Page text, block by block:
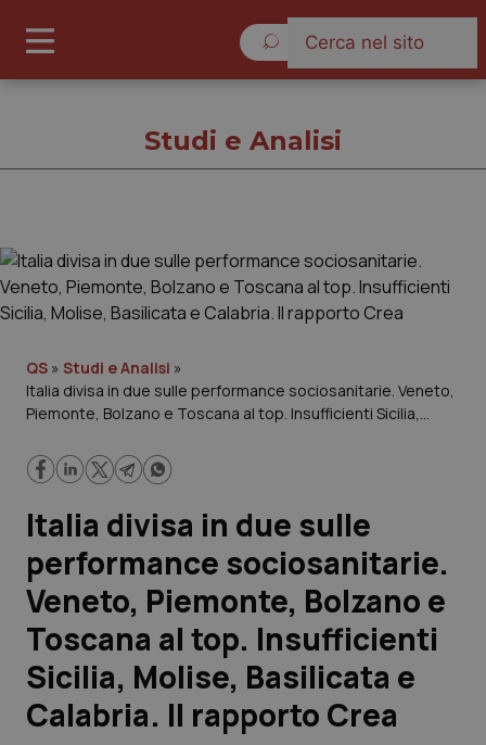
Cronache
Governo e Parlamento
Regioni e Asl
Lavoro e Professioni
Scienza e Farmaci
Studi e Analisi
Lettere al direttore
Edizioni Regionali
Studi e Analisi
QS » Studi e Analisi »
Italia divisa in due sulle performance sociosanitarie. Veneto,
Piemonte, Bolzano e Toscana al top. Insufficienti Sicilia,
Italia divisa in due sulle
performance sociosanitarie.
Veneto, Piemonte, Bolzano e
Toscana al top. Insufficienti
Sicilia, Molise, Basilicata e
Calabria. Il rapporto Crea